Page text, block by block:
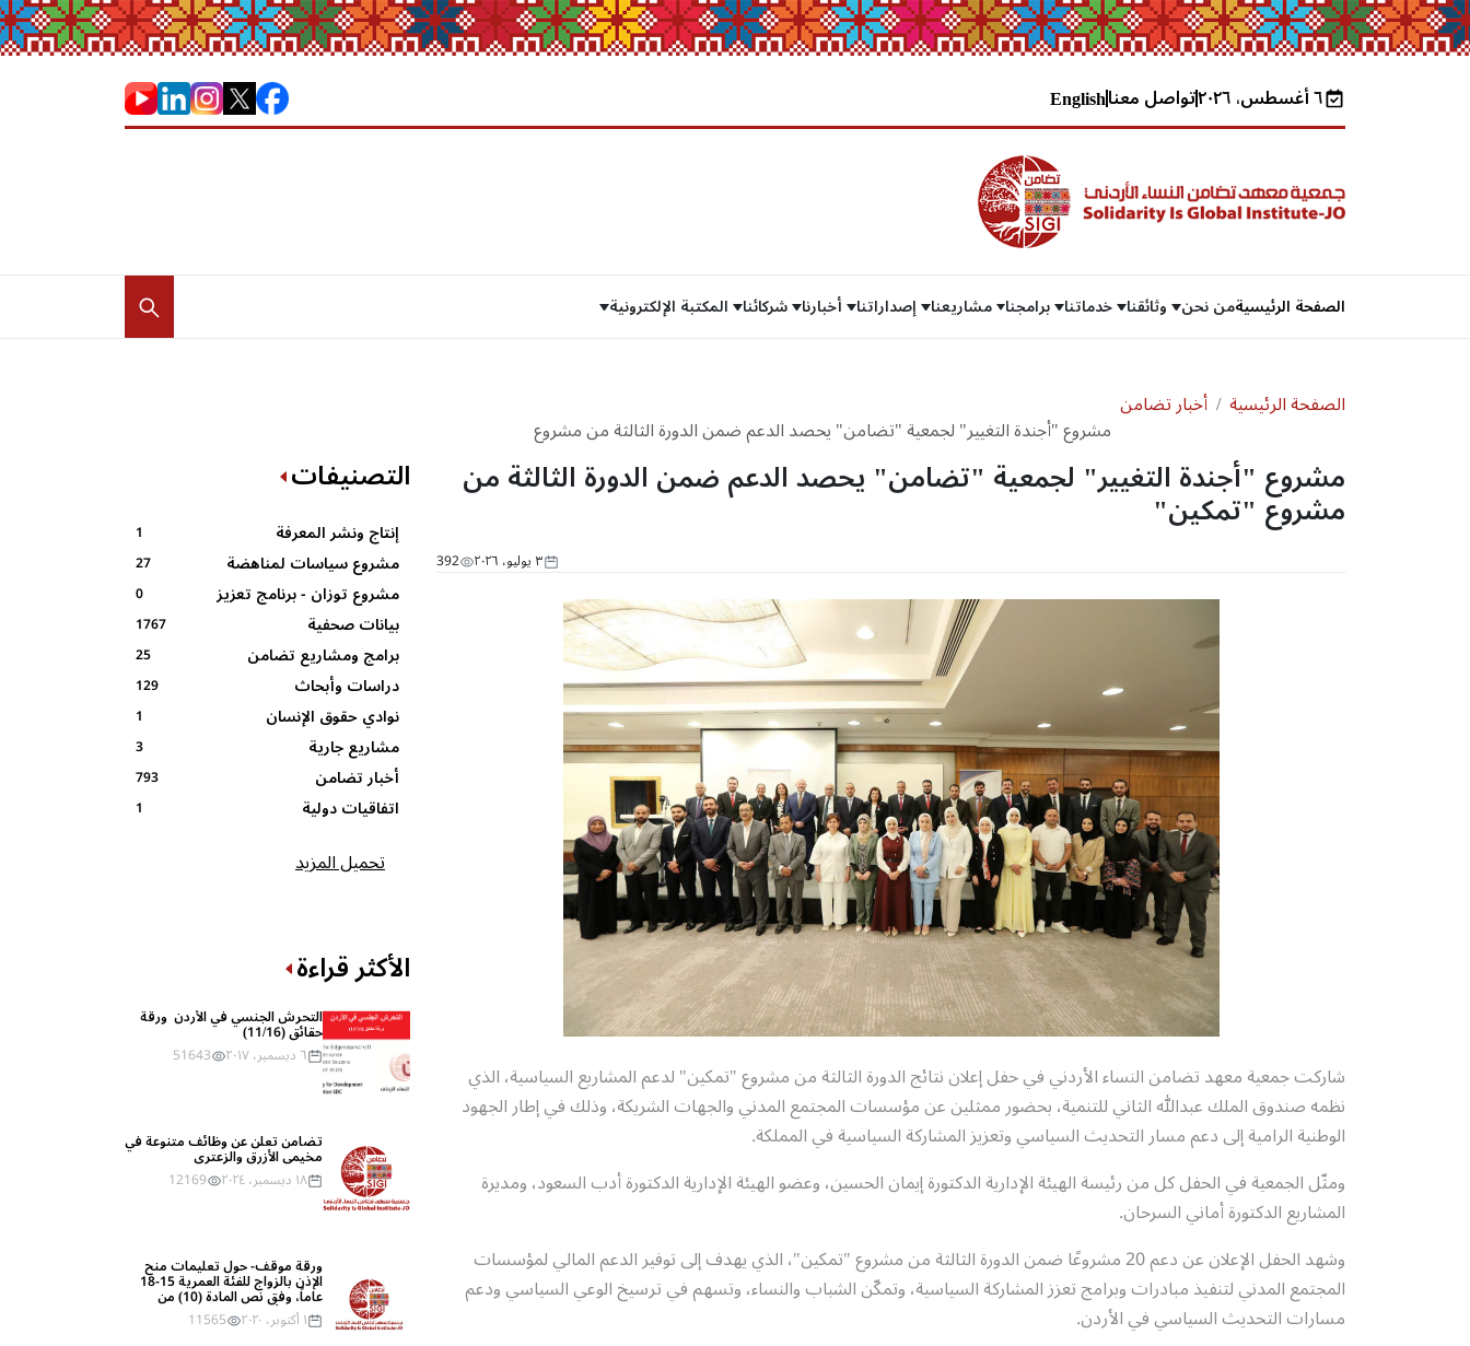
٦ أغسطس، ٢٠٢٦ تواصل معناEnglish
الصفحة الرئيسيةمن نحن وثائقنا خدماتنا برامجنا مشاريعنا إصداراتنا أخبارنا شركائنا المكتبة الإلكترونية
الصفحة الرئيسية أخبار تضامن
مشروع "أجندة التغيير" لجمعية "تضامن" يحصد الدعم ضمن الدورة الثالثة من مشروع
"تمكين"
مشروع "أجندة التغيير" لجمعية "تضامن" يحصد الدعم ضمن الدورة الثالثة من
مشروع "تمكين"
٣ يوليو، ٢٠٢٦ 392
شاركت جمعية معهد تضامن النساء الأردني في حفل إعلان نتائج الدورة الثالثة من مشروع "تمكين" لدعم المشاريع السياسية، الذي
نظمه صندوق الملك عبدالله الثاني للتنمية، بحضور ممثلين عن مؤسسات المجتمع المدني والجهات الشريكة، وذلك في إطار الجهود
الوطنية الرامية إلى دعم مسار التحديث السياسي وتعزيز المشاركة السياسية في المملكة.
ومثّل الجمعية في الحفل كل من رئيسة الهيئة الإدارية الدكتورة إيمان الحسين، وعضو الهيئة الإدارية الدكتورة أدب السعود، ومديرة
المشاريع الدكتورة أماني السرحان.
وشهد الحفل الإعلان عن دعم 20 مشروعًا ضمن الدورة الثالثة من مشروع "تمكين"، الذي يهدف إلى توفير الدعم المالي لمؤسسات
المجتمع المدني لتنفيذ مبادرات وبرامج تعزز المشاركة السياسية، وتمكّن الشباب والنساء، وتسهم في ترسيخ الوعي السياسي ودعم
مسارات التحديث السياسي في الأردن.
التصنيفات
إنتاج ونشر المعرفة 1
مشروع سياسات لمناهضة
العنف في بيئة و عالم العمل
-الصندوق الافريقي لدعم
المرأة AWDF
27
مشروع توزان - برنامج تعزيز
المهارات القيادية ومشاركة
المرأة
0
بيانات صحفية 1767
برامج ومشاريع تضامن 25
دراسات وأبحاث 129
نوادي حقوق الإنسان
المدرسية
1
مشاريع جارية 3
أخبار تضامن 793
اتفاقيات دولية 1
تحميل المزيد
الأكثر قراءة
حقائق (11/16)
٦ ديسمبر، ٢٠١٧
51643
مخيمي الأزرق والزعتري
١٨ ديسمبر، ٢٠٢٤
12169
لعام 2019
١ أكتوبر، ٢٠٢٠ 11565